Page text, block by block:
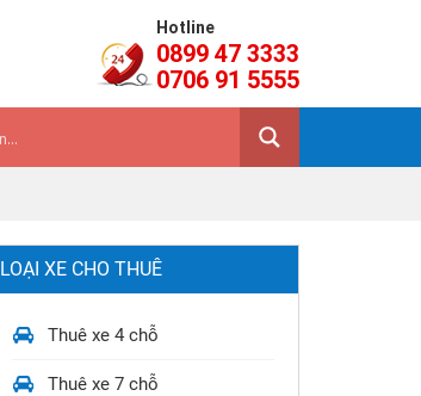
Hotline
0899 47 3333
0706 91 5555
LOẠI XE CHO THUÊ
Thuê xe 4 chỗ
Thuê xe 7 chỗ